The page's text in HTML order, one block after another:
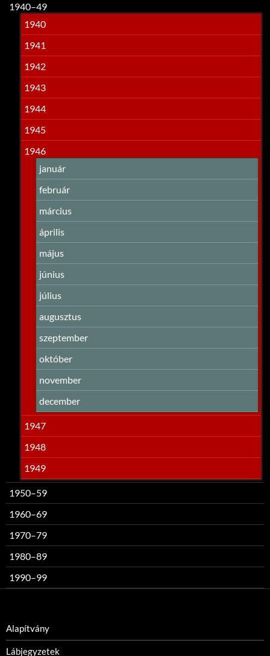
1940–49
1940
1941
1942
1943
1944
1945
1946
január
február
március
április
május
június
július
augusztus
szeptember
október
november
december
1947
1948
1949
1950–59
1960–69
1970–79
1980–89
1990–99
Alapítvány
Lábjegyzetek